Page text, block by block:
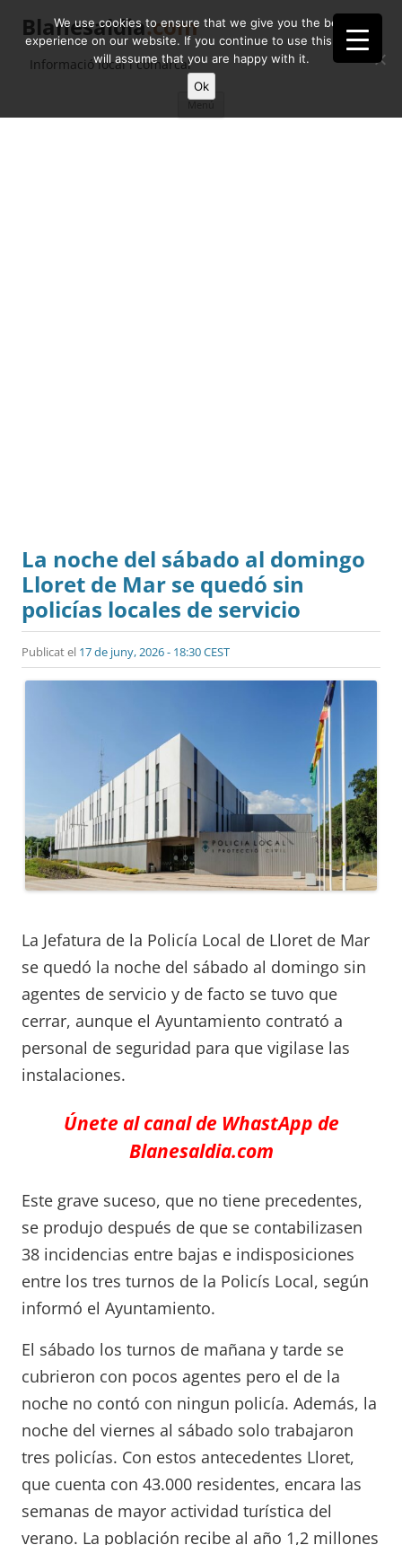
Blanesaldia.com
Informació local i comarcal
contingut
La noche del sábado al domingo
Lloret de Mar se quedó sin
policías locales de servicio
Publicat el 17 de juny, 2026 - 18:30 CEST
La Jefatura de la Policía Local de Lloret de Mar
se quedó la noche del sábado al domingo sin
agentes de servicio y de facto se tuvo que
cerrar, aunque el Ayuntamiento contrató a
personal de seguridad para que vigilase las
instalaciones.
Únete al canal de WhastApp de
Blanesaldia.com
Este grave suceso, que no tiene precedentes,
se produjo después de que se contabilizasen
38 incidencias entre bajas e indisposiciones
entre los tres turnos de la Policís Local, según
informó el Ayuntamiento.
El sábado los turnos de mañana y tarde se
cubrieron con pocos agentes pero el de la
noche no contó con ningun policía. Además, la
noche del viernes al sábado solo trabajaron
tres policías. Con estos antecedentes Lloret,
que cuenta con 43.000 residentes, encara las
semanas de mayor actividad turística del
verano. La población recibe al año 1,2 millones
We use cookies to ensure that we give you the best
experience on our website. If you continue to use this site we
will assume that you are happy with it.
Ok